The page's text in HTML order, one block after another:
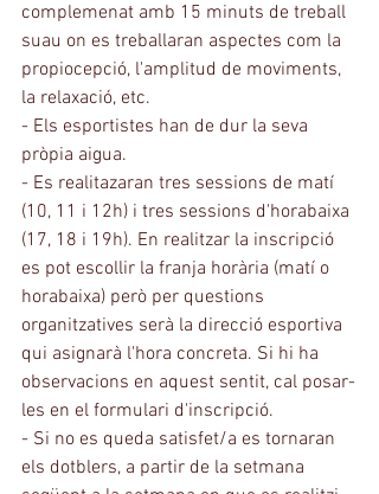
complemenat amb 15 minuts de treball
suau on es treballaran aspectes com la
propiocepció, l'amplitud de moviments,
la relaxació, etc.
- Els esportistes han de dur la seva
pròpia aigua.
- Es realitazaran tres sessions de matí
(10, 11 i 12h) i tres sessions d'horabaixa
(17, 18 i 19h). En realitzar la inscripció
es pot escollir la franja horària (matí o
horabaixa) però per questions
organitzatives serà la direcció esportiva
qui asignarà l'hora concreta. Si hi ha
observacions en aquest sentit, cal posar-
les en el formulari d'inscripció.
- Si no es queda satisfet/a es tornaran
els dotblers, a partir de la setmana